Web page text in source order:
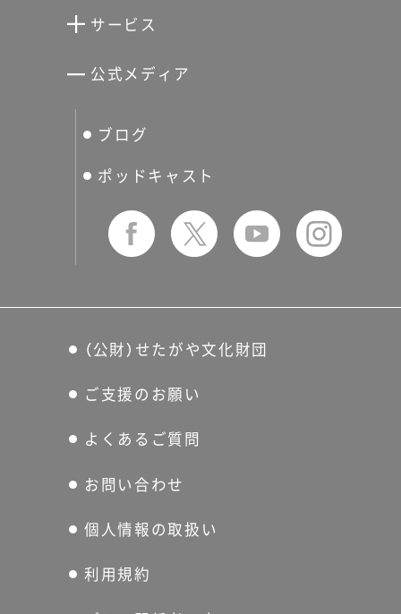
分館スケジュール
せたおん
サービス
せたがやアーツカード
友の会
公式メディア
ブログ
ポッドキャスト
（公財）せたがや文化財団
ご支援のお願い
よくあるご質問
お問い合わせ
個人情報の取扱い
利用規約